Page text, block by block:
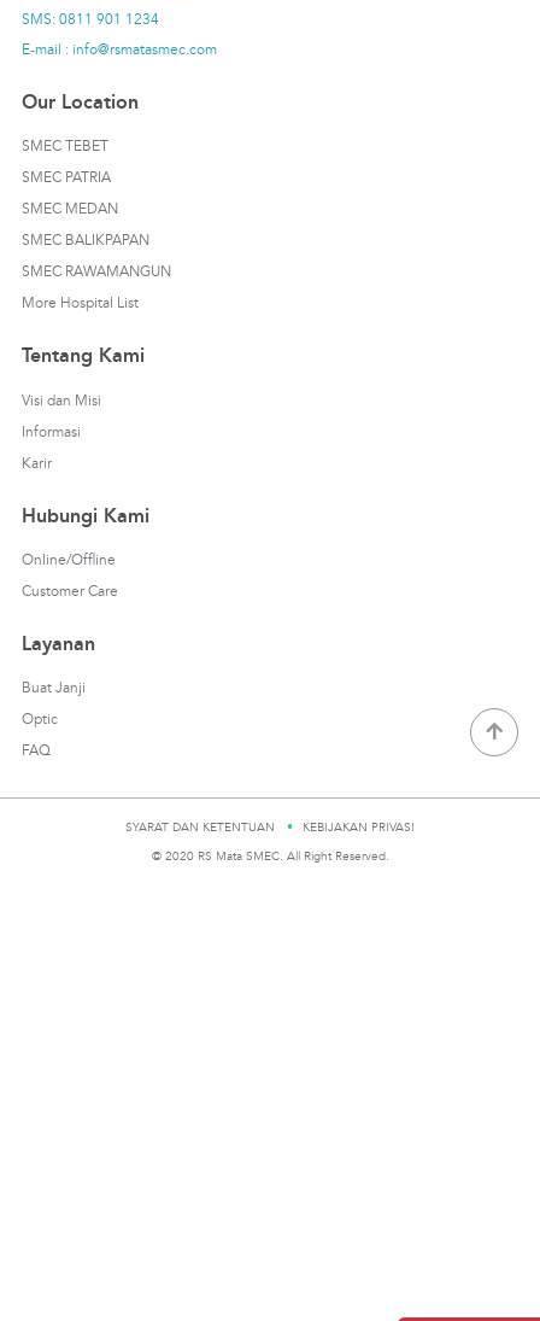
SMS: 0811 901 1234
E-mail : info@rsmatasmec.com
Our Location
SMEC TEBET
SMEC PATRIA
SMEC MEDAN
SMEC BALIKPAPAN
SMEC RAWAMANGUN
More Hospital List
Tentang Kami
Visi dan Misi
Informasi
Karir
Hubungi Kami
Online/Offline
Customer Care
Layanan
Buat Janji
Optic
FAQ
SYARAT DAN KETENTUAN
KEBIJAKAN PRIVASI
© 2020 RS Mata SMEC. All Right Reserved.